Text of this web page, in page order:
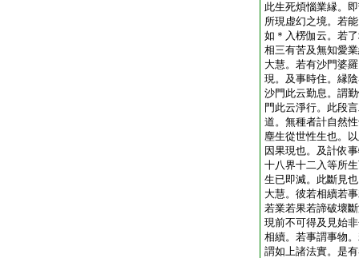
此生死煩惱業縁。
所現虚幻之境。若
如＊入楞伽云。若
相三有苦及無知愛
大慧。若有沙門婆
現。及事時住。縁
沙門此云勤息。謂
門此云淨行。此段
道。無種者計自然
塵生從世性生也。
因果現也。及計依
十八界十二入等所
生已即滅。此斷見也
大慧。彼若相續若
若業若果若諦破壞
現前不可得及見始
相續。若事謂事物
謂如上諸法實。是